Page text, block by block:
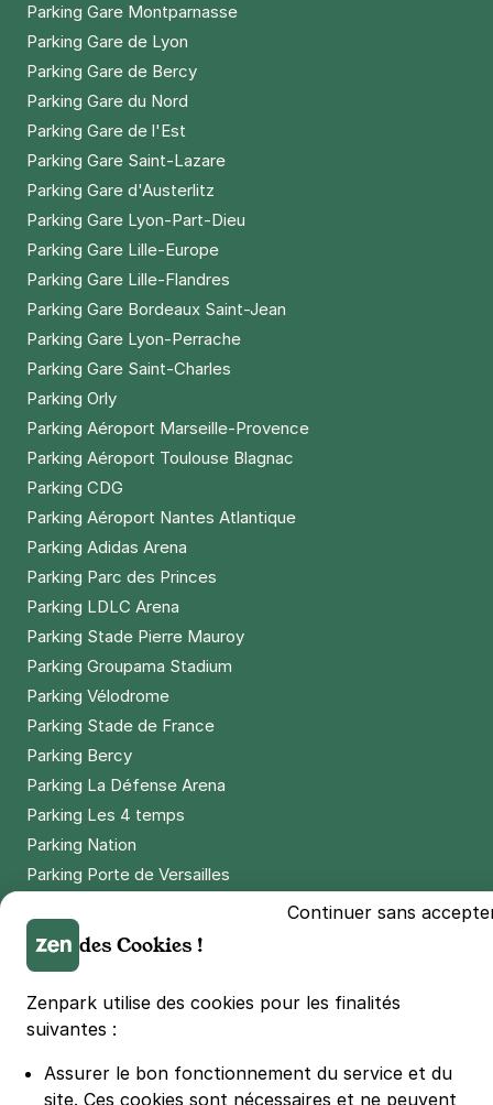
Parking Gare Montparnasse
Parking Gare de Lyon
Parking Gare de Bercy
Parking Gare du Nord
Parking Gare de l'Est
Parking Gare Saint-Lazare
Parking Gare d'Austerlitz
Parking Gare Lyon-Part-Dieu
Parking Gare Lille-Europe
Parking Gare Lille-Flandres
Parking Gare Bordeaux Saint-Jean
Parking Gare Lyon-Perrache
Parking Gare Saint-Charles
Parking Orly
Parking Aéroport Marseille-Provence
Parking Aéroport Toulouse Blagnac
Parking CDG
Parking Aéroport Nantes Atlantique
Parking Adidas Arena
Parking Parc des Princes
Parking LDLC Arena
Parking Stade Pierre Mauroy
Parking Groupama Stadium
Parking Vélodrome
Parking Stade de France
Parking Bercy
Parking La Défense Arena
Parking Les 4 temps
Parking Nation
Parking Porte de Versailles
Parking Euralille
Parking Casino Barrière Lille
🌍 Passer de 130 à 110 km/h sur autoroute réduit votre
#SeDéplacerMoinsPolluer
Continuer sans
des Cookies !
Zenpark utilise des cookies pour les finalités
suivantes :
Assurer le bon fonctionnement du service et du
site. Ces cookies sont nécessaires et ne peuvent